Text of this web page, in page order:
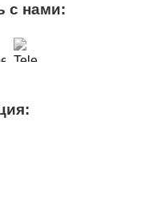
с нами: